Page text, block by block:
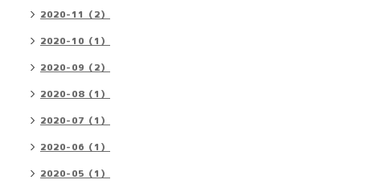
2020-11（2）
2020-10（1）
2020-09（2）
2020-08（1）
2020-07（1）
2020-06（1）
2020-05（1）